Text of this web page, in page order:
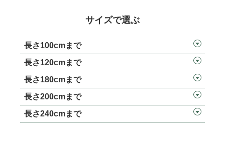
サイズで選ぶ
長さ100cmまで
長さ120cmまで
長さ180cmまで
長さ200cmまで
長さ240cmまで